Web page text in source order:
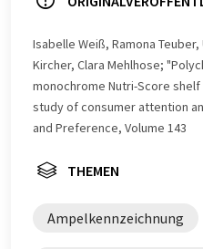
Isabelle Weiß, Ramona
Kircher, Clara Mehlhose;
monochrome Nutri-Score
study of consumer attention
and Preference, Volume 143
THEMEN
Ampelkennzeichnung